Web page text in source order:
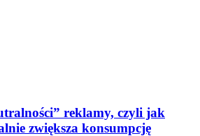
reklamy, czyli jak
zwiększa konsumpcję